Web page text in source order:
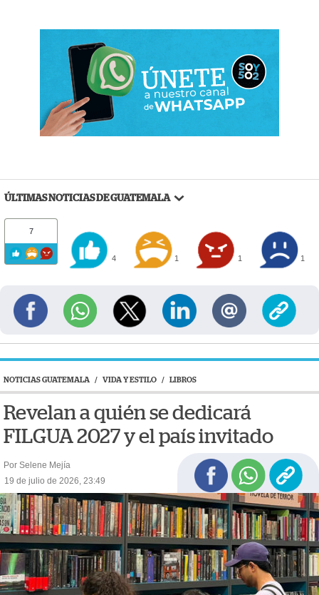
ÚLTIMAS NOTICIAS DE GUATEMALA
7
4 1 1 1
NOTICIAS GUATEMALA / VIDA Y ESTILO / LIBROS
Revelan a quién se dedicará
FILGUA 2027 y el país invitado
Por Selene Mejía
19 de julio de 2026, 23:49